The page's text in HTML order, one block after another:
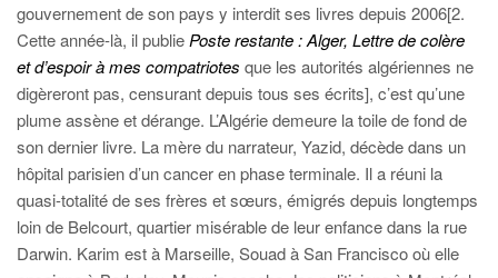
gouvernement de son pays y interdit ses livres depuis 2006[2.
Cette année-là, il publie Poste restante : Alger, Lettre de colère
et d’espoir à mes compatriotes que les autorités algériennes ne
digèreront pas, censurant depuis tous ses écrits], c’est qu’une
plume assène et dérange. L’Algérie demeure la toile de fond de
son dernier livre. La mère du narrateur, Yazid, décède dans un
hôpital parisien d’un cancer en phase terminale. Il a réuni la
quasi-totalité de ses frères et sœurs, émigrés depuis longtemps
loin de Belcourt, quartier misérable de leur enfance dans la rue
Darwin. Karim est à Marseille, Souad à San Francisco où elle